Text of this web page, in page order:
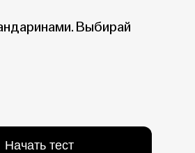
Выбирай
Начать тест